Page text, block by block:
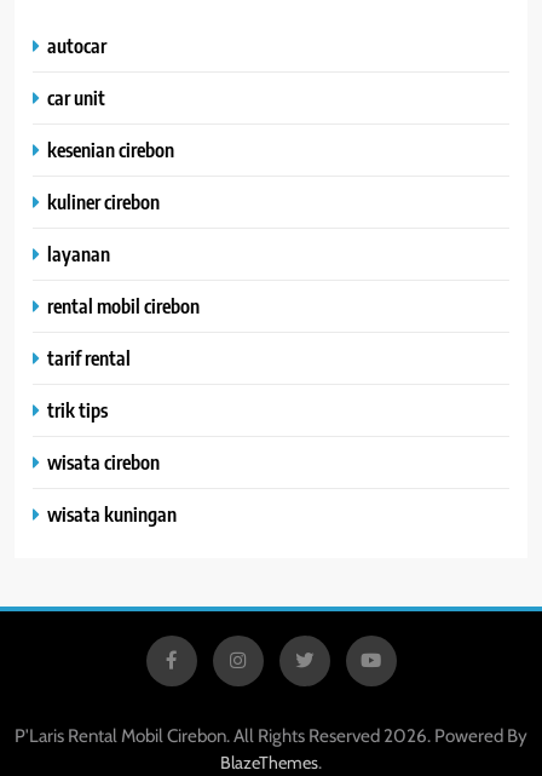
autocar
car unit
kesenian cirebon
kuliner cirebon
layanan
rental mobil cirebon
tarif rental
trik tips
wisata cirebon
wisata kuningan
P'Laris Rental Mobil Cirebon. All Rights Reserved 2026. Powered By
BlazeThemes.